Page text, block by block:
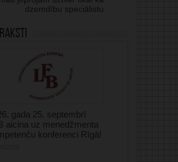
dzemdību speciālistu
gada 25. septembrī
aicina uz menedžmenta
konferenci Rīgā!